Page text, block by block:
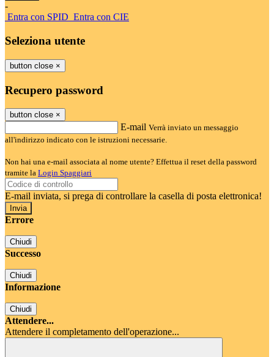
-
Entra con SPID Entra con CIE
Seleziona utente
button close ×
Recupero password
button close ×
E-mail Verrà inviato un messaggio
all'indirizzo indicato con le istruzioni necessarie.
Non hai una e-mail associata al nome utente? Effettua il reset della password
tramite la Login Spaggiari
E-mail inviata, si prega di controllare la casella di posta elettronica!
Errore
Chiudi
Successo
Chiudi
Informazione
Chiudi
Attendere...
Attendere il completamento dell'operazione...